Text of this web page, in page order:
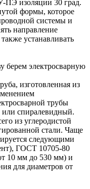
ПЭ изоляции 30 град.
формы, которое
системы и
направление
устанавливать
берем электросварную
изготовленная из
трубы
спиралевидный.
из углеродистой
стали. Чаще
следующими
ГОСТ 10705-80
10 мм до 530 мм) и
для диаметров от